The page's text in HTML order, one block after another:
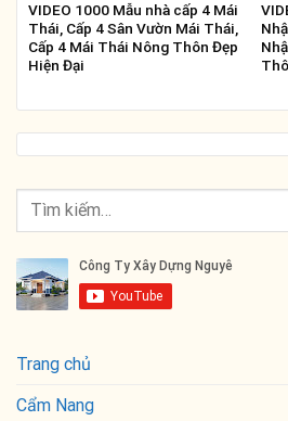
VIDEO 1000 Mẫu nhà cấp 4 Mái
Thái, Cấp 4 Sân Vườn Mái Thái,
Cấp 4 Mái Thái Nông Thôn Đẹp
Hiện Đại
Trang chủ
Cẩm Nang